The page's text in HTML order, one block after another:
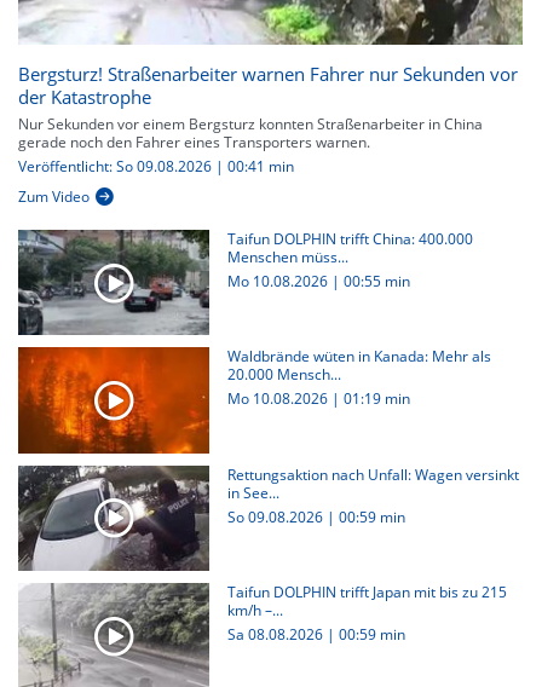
Bergsturz! Straßenarbeiter warnen Fahrer nur Sekunden vor
der Katastrophe
Nur Sekunden vor einem Bergsturz konnten Straßenarbeiter in China
gerade noch den Fahrer eines Transporters warnen.
Veröffentlicht: So 09.08.2026 | 00:41 min
Zum Video
Taifun DOLPHIN trifft China: 400.000
Menschen müss...
Mo 10.08.2026 | 00:55 min
Waldbrände wüten in Kanada: Mehr als
20.000 Mensch...
Mo 10.08.2026 | 01:19 min
Rettungsaktion nach Unfall: Wagen versinkt
in See...
So 09.08.2026 | 00:59 min
Taifun DOLPHIN trifft Japan mit bis zu 215
km/h –...
Sa 08.08.2026 | 00:59 min